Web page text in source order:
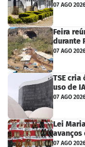
07 AGO
Feira
durante
07 AGO
TSE
uso de
07 AGO
Lei
avanços
07 AGO